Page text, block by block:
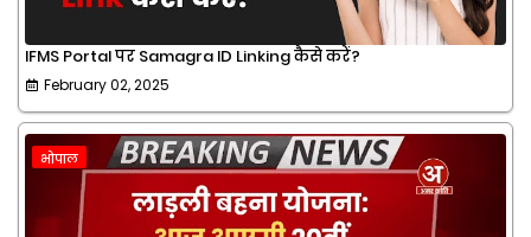
IFMS Portal पर Samagra ID Linking कैसे करें?
February 02, 2025
भोपाल